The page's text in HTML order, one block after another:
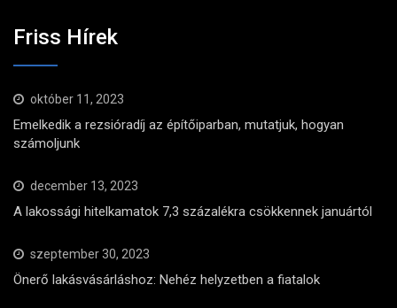
Friss Hírek
október 11, 2023
Emelkedik a rezsióradíj az építőiparban, mutatjuk, hogyan
számoljunk
december 13, 2023
A lakossági hitelkamatok 7,3 százalékra csökkennek januártól
szeptember 30, 2023
Önerő lakásvásárláshoz: Nehéz helyzetben a fiatalok